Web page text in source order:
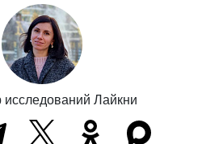
исследований Лайкни